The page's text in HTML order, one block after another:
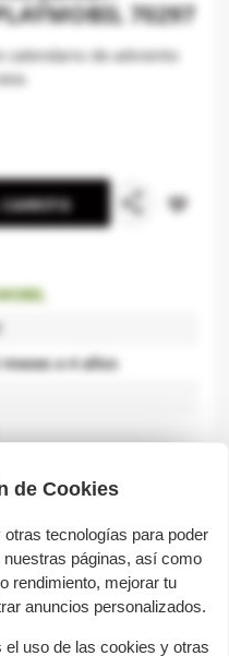
70297
calendario de adviento
share favorite_border
meses a 4 años
Detrás de cada
de Cookies
tecnologías para poder
páginas, así como
rendimiento, mejorar tu
anuncios personalizados.
el uso de las cookies y otras